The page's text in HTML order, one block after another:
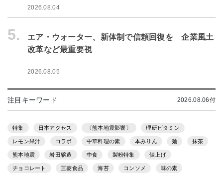
2026.08.04
5.
エア・ウォーター、新体制で信頼回復を 企業風土
改革など最重要視
2026.08.05
注目キーワード 2026.08.06付
特集 日本アクセス 〔熊本地震影響〕 理研ビタミン
レモン果汁 コラボ 中華料理の素 本みりん 麺 抹茶
熊本地震 岩田醸造 中食 製粉特集 値上げ
チョコレート 三菱食品 海苔 コンソメ 味の素